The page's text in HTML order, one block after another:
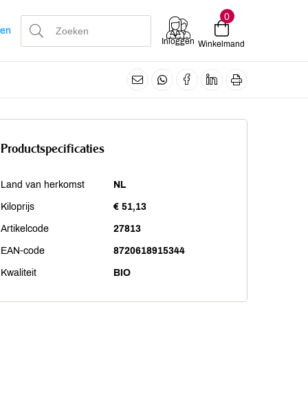
Inloggen
0
Winkelmand
Productspecificaties
Land van herkomst NL
Kiloprijs € 51,13
Artikelcode 27813
EAN-code 8720618915344
Kwaliteit BIO